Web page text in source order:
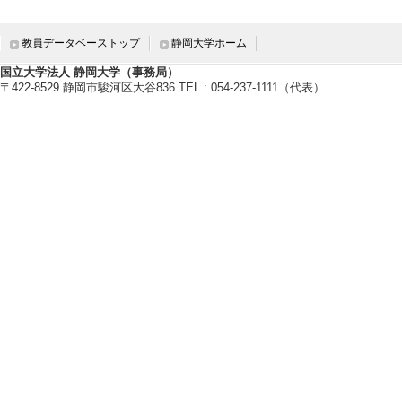
教員データベーストップ 静岡大学ホーム
国立大学法人 静岡大学（事務局）
〒422-8529 静岡市駿河区大谷836 TEL : 054-237-1111（代表）